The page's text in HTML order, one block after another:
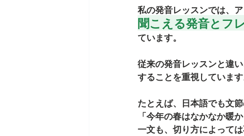
私の発音レッスンでは、
聞こえる発音とフ
ています。
従来の発音レッスンと違
することを重視しています
たとえば、日本語でも文
「今年の春はなかなか暖
一文も、切り方によって